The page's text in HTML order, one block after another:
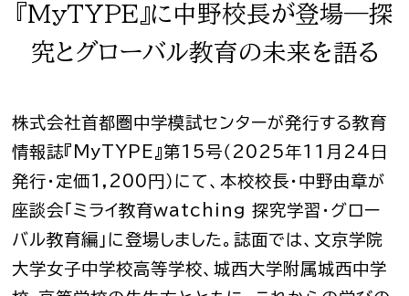
『MyTYPE』に中野校長が登場—探
究とグローバル教育の未来を語る
株式会社首都圏中学模試センターが発行する教育
情報誌『MyTYPE』第15号（2025年11月24日
発行・定価1,200円）にて、本校校長・中野由章が
座談会「ミライ教育watching 探究学習・グロー
バル教育編」に登場しました。誌面では、文京学院
大学女子中学校高等学校、城西大学附属城西中学